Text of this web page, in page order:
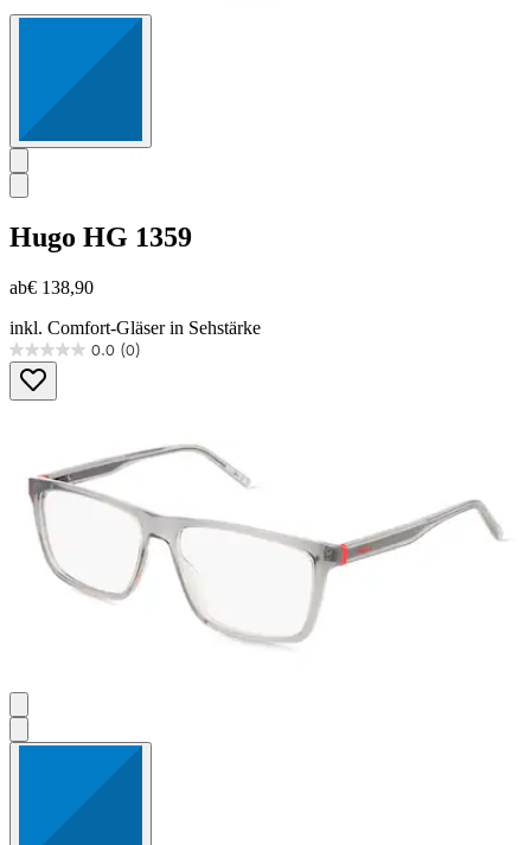
Hugo HG 1359
ab€ 138,90
inkl. Comfort-Gläser in Sehstärke
0.0 (0)
0.0
von
5